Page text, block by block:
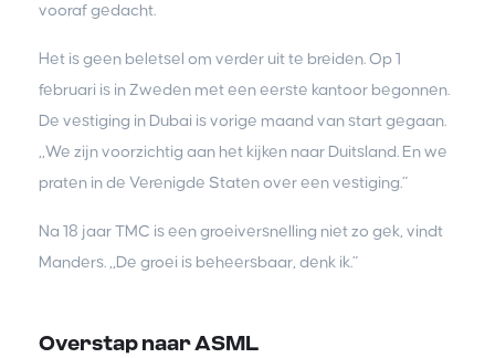
vooraf gedacht.
Het is geen beletsel om verder uit te breiden. Op 1
februari is in Zweden met een eerste kantoor begonnen.
De vestiging in Dubai is vorige maand van start gegaan.
,,We zijn voorzichtig aan het kijken naar Duitsland. En we
praten in de Verenigde Staten over een vestiging.”
Na 18 jaar TMC is een groeiversnelling niet zo gek, vindt
Manders. ,,De groei is beheersbaar, denk ik.”
Overstap naar ASML